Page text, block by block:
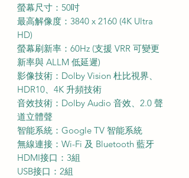
螢幕尺寸：50吋
最高解像度：3840 x 2160 (4K Ultra
HD)
螢幕刷新率：60Hz (支援 VRR 可變更
新率與 ALLM 低延遲)
影像技術：Dolby Vision 杜比視界、
HDR10、4K 升頻技術
音效技術：Dolby Audio 音效、2.0 聲
道立體聲
智能系統：Google TV 智能系統
無線連接：Wi-Fi 及 Bluetooth 藍牙
HDMI接口：3組
USB接口：2組